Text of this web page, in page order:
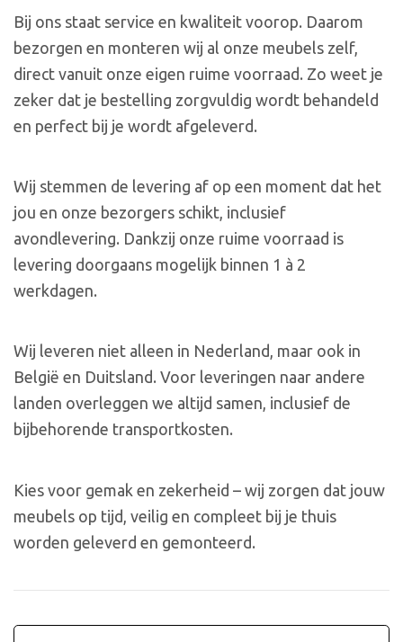
Bij ons staat service en kwaliteit voorop. Daarom
bezorgen en monteren wij al onze meubels zelf,
direct vanuit onze eigen ruime voorraad. Zo weet je
zeker dat je bestelling zorgvuldig wordt behandeld
en perfect bij je wordt afgeleverd.
Wij stemmen de levering af op een moment dat het
jou en onze bezorgers schikt, inclusief
avondlevering. Dankzij onze ruime voorraad is
levering doorgaans mogelijk binnen 1 à 2
werkdagen.
Wij leveren niet alleen in Nederland, maar ook in
België en Duitsland. Voor leveringen naar andere
landen overleggen we altijd samen, inclusief de
bijbehorende transportkosten.
Kies voor gemak en zekerheid – wij zorgen dat jouw
meubels op tijd, veilig en compleet bij je thuis
worden geleverd en gemonteerd.